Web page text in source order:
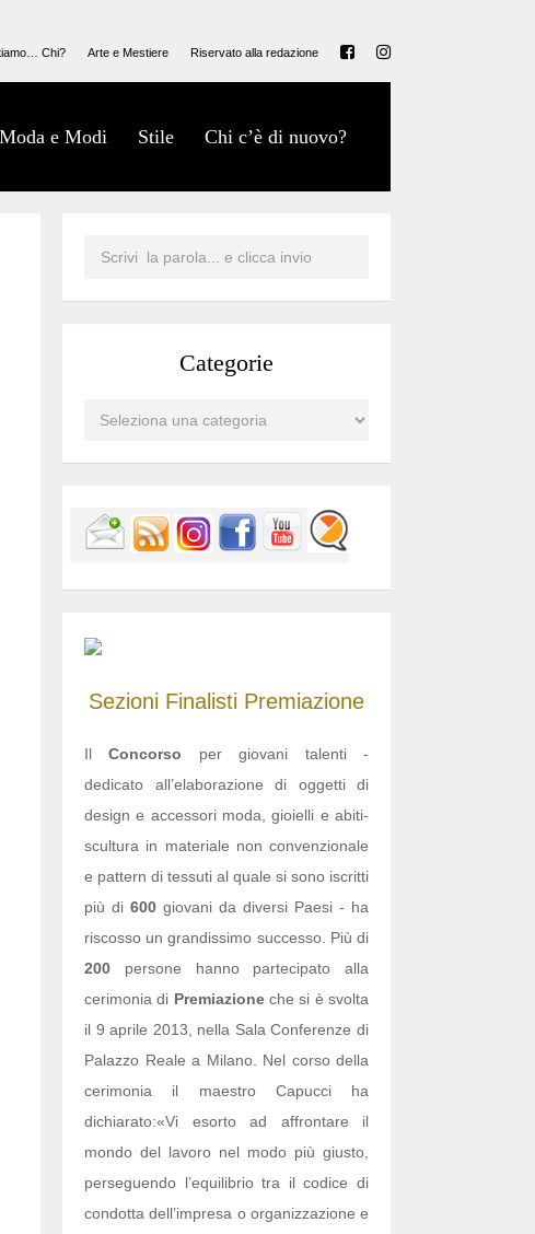
Chi? Arte e Mestiere Riservato alla redazione
Moda e Modi Stile Chi c’è di nuovo?
Categorie
Sezioni Finalisti Premiazione
IlConcorso per giovani talenti -
dedicato all’elaborazione di oggetti di
design e accessori moda, gioielli e abiti-
scultura in materiale non convenzionale
e pattern di tessuti al quale si sono iscritti
più di 600 giovani da diversi Paesi - ha
riscosso un grandissimo successo. Più di
200 persone hanno partecipato alla
cerimonia di Premiazioneche si è svolta
il 9 aprile 2013, nella Sala Conferenze di
Palazzo Reale a Milano. Nel corso della
cerimonia il maestro Capucci ha
dichiarato:«Vi esorto ad affrontare il
mondo del lavoro nel modo più giusto,
perseguendo l’equilibrio tra il codice di
condotta dell’impresa o organizzazione e